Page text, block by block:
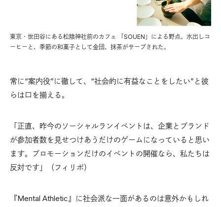
東京・世田谷にある松陰神社前のカフェ 「SOUEN」による野点。水出しコ
ーヒーと、季節の和菓子として金団、抹茶がサーブされた。
常に“案内役”に徹して、“社会的に有益なことをしたい”と彼
らは口を揃える。
「正直、昨今のソーシャルランイベントは、企業とブランド
が参加者数を見せつけあうだけのゲームになっていると思い
ます。プロモーションだけのイベントの開催なら、私たちは
反対です」（フィリポ）
『Mental Athletic』に社会派な一面があるのは意外かもしれ